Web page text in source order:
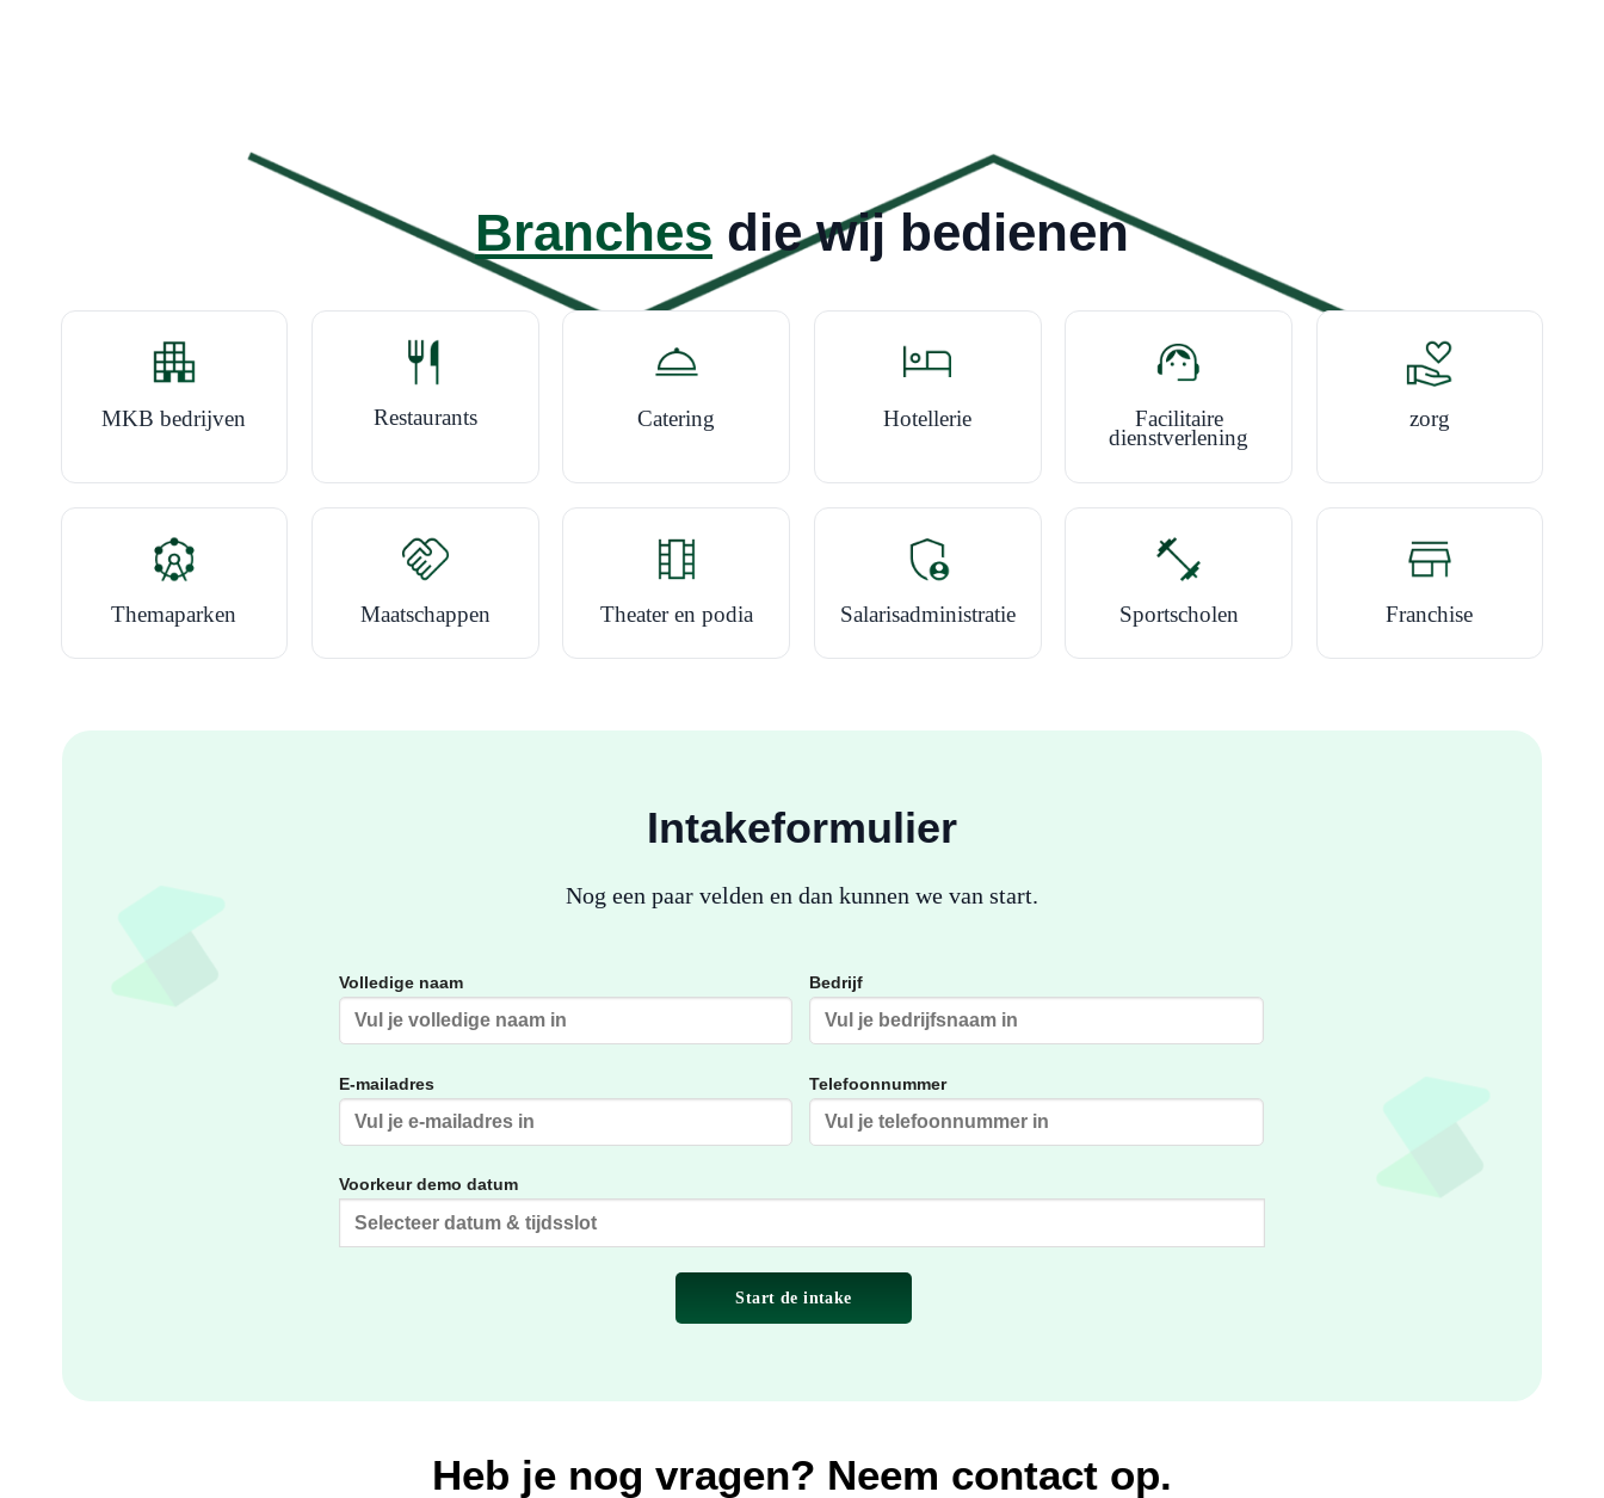
Branches die wij bedienen
MKB bedrijven Restaurants Catering Hotellerie Facilitaire
dienstverlening
zorg
Themaparken Maatschappen Theater en podia Salarisadministratie Sportscholen Franchise
Intakeformulier
Nog een paar velden en dan kunnen we van start.
Volledige naam Bedrijf
E-mailadres Telefoonnummer
Voorkeur demo datum
Heb je nog vragen? Neem contact op.